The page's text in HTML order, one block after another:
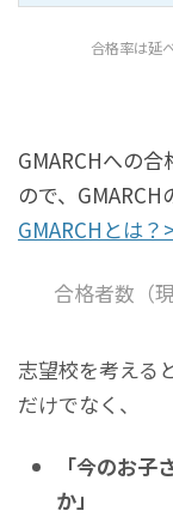
合格率は延
GMARCHへの
ので、GMARCH
GMARCHとは？
合格者数（
志望校を考える
だけでなく、
「今のお
か」